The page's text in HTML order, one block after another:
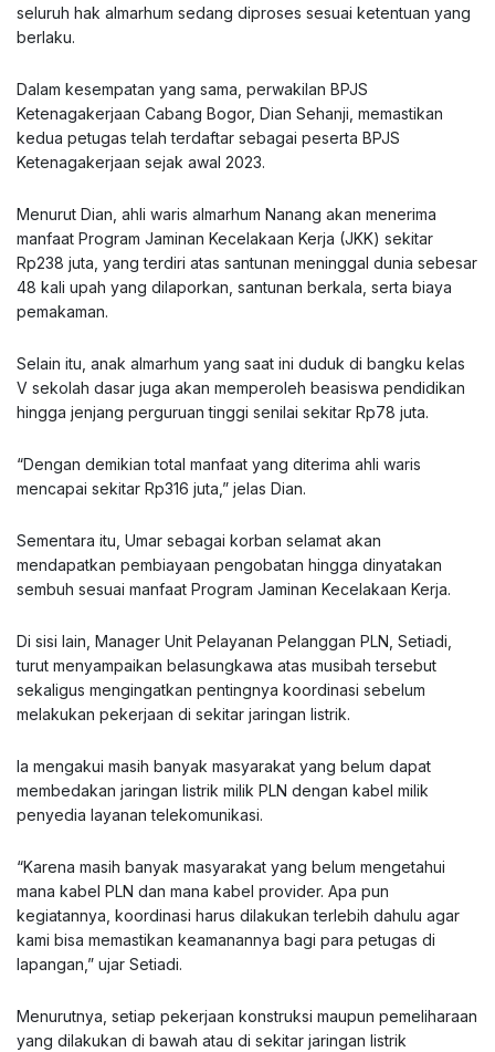
seluruh hak almarhum sedang diproses sesuai ketentuan yang
berlaku.
Dalam kesempatan yang sama, perwakilan BPJS
Ketenagakerjaan Cabang Bogor, Dian Sehanji, memastikan
kedua petugas telah terdaftar sebagai peserta BPJS
Ketenagakerjaan sejak awal 2023.
Menurut Dian, ahli waris almarhum Nanang akan menerima
manfaat Program Jaminan Kecelakaan Kerja (JKK) sekitar
Rp238 juta, yang terdiri atas santunan meninggal dunia sebesar
48 kali upah yang dilaporkan, santunan berkala, serta biaya
pemakaman.
Selain itu, anak almarhum yang saat ini duduk di bangku kelas
V sekolah dasar juga akan memperoleh beasiswa pendidikan
hingga jenjang perguruan tinggi senilai sekitar Rp78 juta.
“Dengan demikian total manfaat yang diterima ahli waris
mencapai sekitar Rp316 juta,” jelas Dian.
Sementara itu, Umar sebagai korban selamat akan
mendapatkan pembiayaan pengobatan hingga dinyatakan
sembuh sesuai manfaat Program Jaminan Kecelakaan Kerja.
Di sisi lain, Manager Unit Pelayanan Pelanggan PLN, Setiadi,
turut menyampaikan belasungkawa atas musibah tersebut
sekaligus mengingatkan pentingnya koordinasi sebelum
melakukan pekerjaan di sekitar jaringan listrik.
Ia mengakui masih banyak masyarakat yang belum dapat
membedakan jaringan listrik milik PLN dengan kabel milik
penyedia layanan telekomunikasi.
“Karena masih banyak masyarakat yang belum mengetahui
mana kabel PLN dan mana kabel provider. Apa pun
kegiatannya, koordinasi harus dilakukan terlebih dahulu agar
kami bisa memastikan keamanannya bagi para petugas di
lapangan,” ujar Setiadi.
Menurutnya, setiap pekerjaan konstruksi maupun pemeliharaan
yang dilakukan di bawah atau di sekitar jaringan listrik